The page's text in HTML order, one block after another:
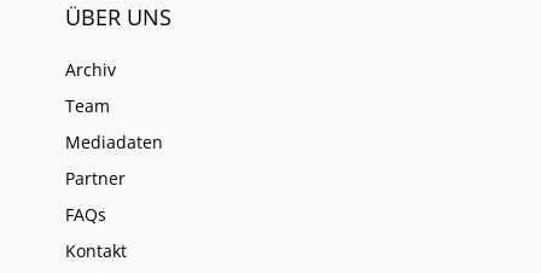
ÜBER UNS
Archiv
Team
Mediadaten
Partner
FAQs
Kontakt